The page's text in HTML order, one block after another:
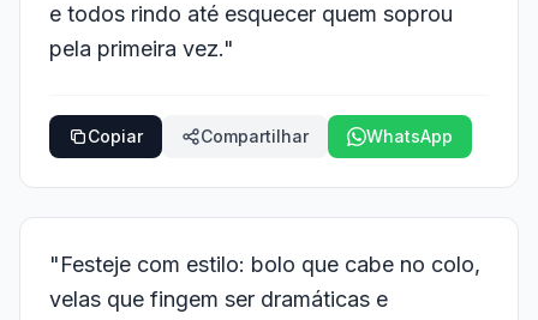
e todos rindo até esquecer quem soprou
pela primeira vez."
Copiar Compartilhar WhatsApp
"Festeje com estilo: bolo que cabe no colo,
velas que fingem ser dramáticas e